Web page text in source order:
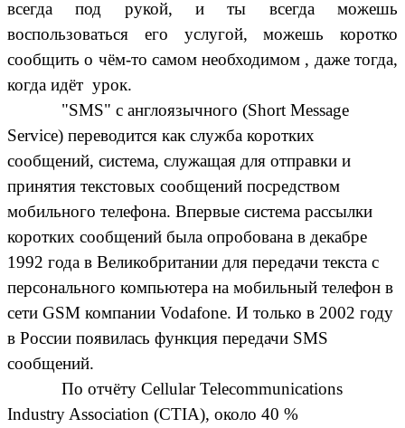
всегда под рукой, и ты всегда можешь
воспользоваться его услугой, можешь коротко
сообщить о чём-то самом необходимом , даже тогда,
когда идёт урок.
"SMS" с англоязычного (Short Message
Service) переводится как служба коротких
сообщений, система, служащая для отправки и
принятия текстовых сообщений посредством
мобильного телефона. Впервые система рассылки
коротких сообщений была опробована в декабре
1992 года в Великобритании для передачи текста с
персонального компьютера на мобильный телефон в
сети GSM компании Vodafone. И только в 2002 году
в России появилась функция передачи SMS
сообщений.
По отчёту Cellular Telecommunications
Industry Association (CTIA), около 40 %